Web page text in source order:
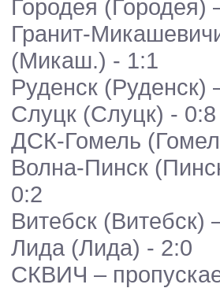
Городея (Городея)
Гранит-
(Микаш.) - 1:1
Руденск (Руденск)
Слуцк (Слуцк) - 0:8
ДСК-Гомель
Волна-Пинск
0:2
Витебск (Витебск)
Лида (Лида) - 2:0
СКВИЧ –